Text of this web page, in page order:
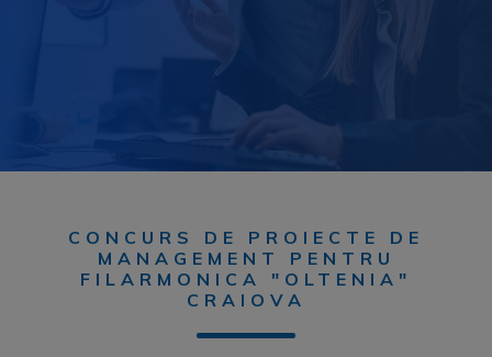
CONCURS DE PROIECTE DE
MANAGEMENT PENTRU
FILARMONICA "OLTENIA"
CRAIOVA